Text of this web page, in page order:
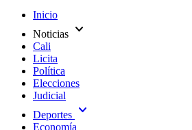
Inicio
Noticias expand_more
Cali
Licita
Política
Elecciones
Judicial
Deportes expand_more
Economía